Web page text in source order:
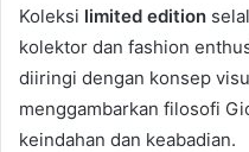
Koleksi limited edition
kolektor dan fashion
diiringi dengan konsep
menggambarkan filosofi
keindahan dan keabadian.